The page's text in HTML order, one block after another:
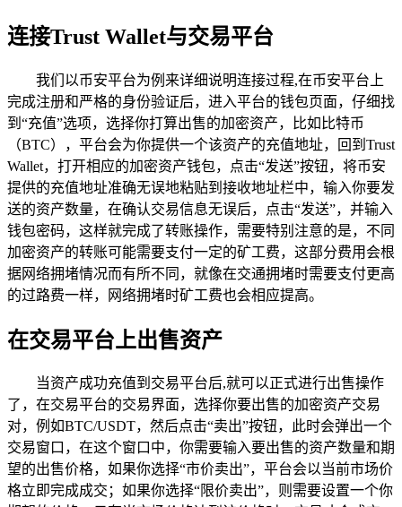
连接Trust Wallet与交易平台
我们以币安平台为例来详细说明连接过程,在币安平台上
完成注册和严格的身份验证后，进入平台的钱包页面，仔细找
到“充值”选项，选择你打算出售的加密资产，比如比特币
（BTC），平台会为你提供一个该资产的充值地址，回到Trust
Wallet，打开相应的加密资产钱包，点击“发送”按钮，将币安
提供的充值地址准确无误地粘贴到接收地址栏中，输入你要发
送的资产数量，在确认交易信息无误后，点击“发送”，并输入
钱包密码，这样就完成了转账操作，需要特别注意的是，不同
加密资产的转账可能需要支付一定的矿工费，这部分费用会根
据网络拥堵情况而有所不同，就像在交通拥堵时需要支付更高
的过路费一样，网络拥堵时矿工费也会相应提高。
在交易平台上出售资产
当资产成功充值到交易平台后,就可以正式进行出售操作
了，在交易平台的交易界面，选择你要出售的加密资产交易
对，例如BTC/USDT，然后点击“卖出”按钮，此时会弹出一个
交易窗口，在这个窗口中，你需要输入要出售的资产数量和期
望的出售价格，如果你选择“市价卖出”，平台会以当前市场价
格立即完成成交；如果你选择“限价卖出”，则需要设置一个你